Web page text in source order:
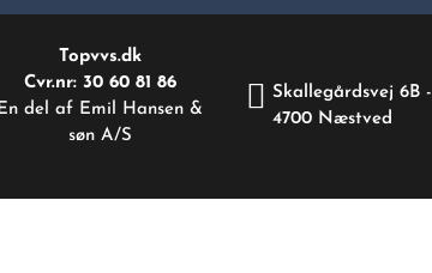
Topvvs.dk
Cvr.nr: 30 60 81 86
En del af Emil Hansen &
søn A/S
Skallegårdsvej 6B -
4700 Næstved